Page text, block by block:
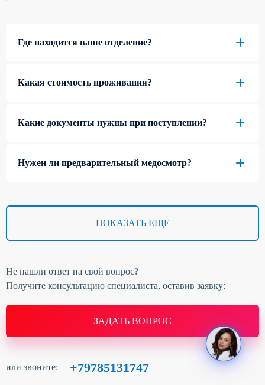
Не нашли ответ на свой вопрос?
Получите консультацию специалиста, оставив заявку:
ЗАДАТЬ ВОПРОС
или звоните: +79785131747
Где находится ваше отделение?
Какая стоимость проживания?
Какие документы нужны при поступлении?
Нужен ли предварительный медосмотр?
ПОКАЗАТЬ ЕЩЕ